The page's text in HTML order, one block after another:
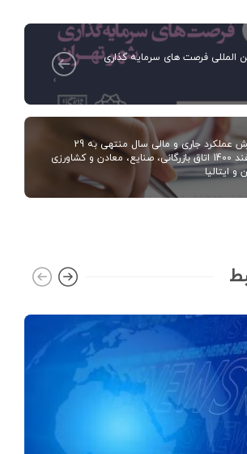
المللی فرصت های سرمایه گذاری
گزارش عملکرد جاری و مالی سال منتهی به 29
اسفند 1400 اتاق بازرگانی، صنایع، معادن و کشاورزی
و ایتالیا